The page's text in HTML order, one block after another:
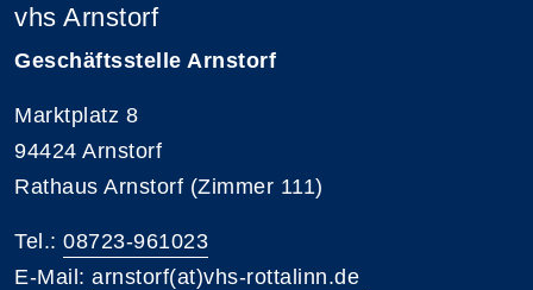
vhs Arnstorf
Geschäftsstelle Arnstorf
Marktplatz 8
94424 Arnstorf
Rathaus Arnstorf (Zimmer 111)
Tel.: 08723-961023
E-Mail: arnstorf(at)vhs-rottalinn.de